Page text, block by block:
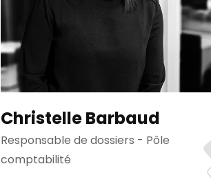
Christelle Barbaud
Responsable de dossiers - Pôle
comptabilité